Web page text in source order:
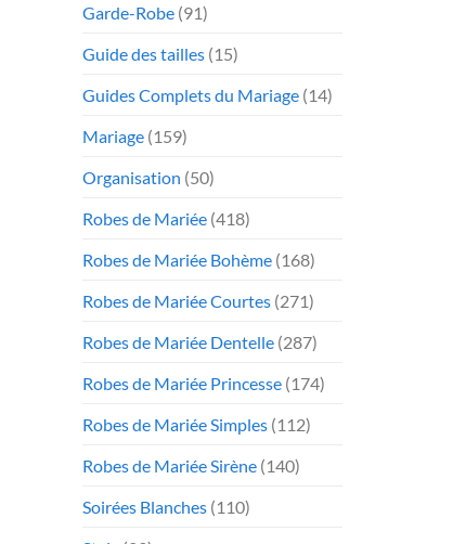
Garde-Robe (91)
Guide des tailles (15)
Guides Complets du Mariage (14)
Mariage (159)
Organisation (50)
Robes de Mariée (418)
Robes de Mariée Bohème (168)
Robes de Mariée Courtes (271)
Robes de Mariée Dentelle (287)
Robes de Mariée Princesse (174)
Robes de Mariée Simples (112)
Robes de Mariée Sirène (140)
Soirées Blanches (110)